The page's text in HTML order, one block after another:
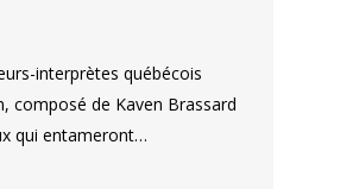
interprètes québécois
composé de Kaven Brassard
qui entameront…